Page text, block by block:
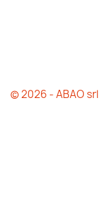
© 2026 - ABAO srl